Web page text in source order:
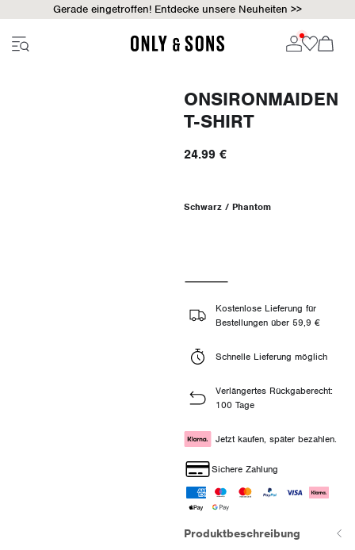
Gerade eingetroffen! Entdecke unsere Neuheiten >>
ONSIRONMAIDEN
T-SHIRT
24.99 €
Schwarz / Phantom
Kostenlose Lieferung für
Bestellungen über 59,9 €
Schnelle Lieferung möglich
Verlängertes Rückgaberecht:
100 Tage
Jetzt kaufen, später bezahlen.
Sichere Zahlung
Produktbeschreibung